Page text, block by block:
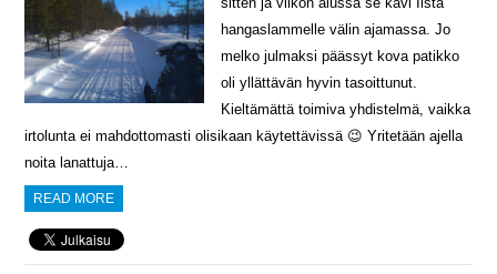
hangaslammelle välin ajamassa. Jo
melko julmaksi päässyt kova patikko
oli yllättävän hyvin tasoittunut.
Kieltämättä toimiva yhdistelmä, vaikka
irtolunta ei mahdottomasti olisikaan käytettävissä 😉 Yritetään ajella
noita lanattuja…
READ MORE